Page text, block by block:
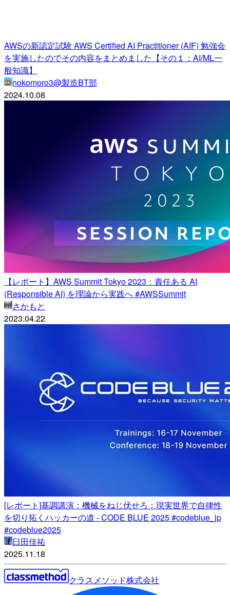
AWSの新認定試験 AWS Certified AI Practitioner (AIF) 勉強会
を実施したのでその内容をまとめました【その１：AI/ML一
般知識】
nokomoro3@製造BT部
2024.10.08
【レポート】AWS Summit Tokyo 2023：責任ある AI
(Responsible AI) を理論から実践へ #AWSSummit
さかもと
2023.04.22
[レポート]基調講演：機械をねじ伏せろ：現実世界で自律性
を切り拓くハッカーの道 - CODE BLUE 2025 #codeblue_jp
#codeblue2025
臼田佳祐
2025.11.18
クラスメソッド株式会社